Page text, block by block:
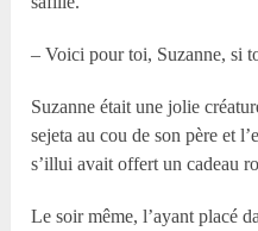
– Voici pour toi, Suzanne, si
Suzanne était une jolie
sejeta au cou de son père et
s’illui avait offert un cadeau
Le soir même, l’ayant placé